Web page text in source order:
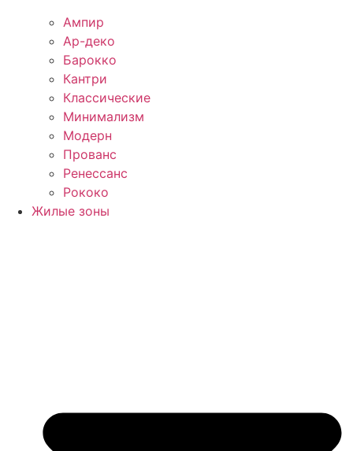
Ампир
Ар-деко
Барокко
Кантри
Классические
Минимализм
Модерн
Прованс
Ренессанс
Рококо
Жилые зоны